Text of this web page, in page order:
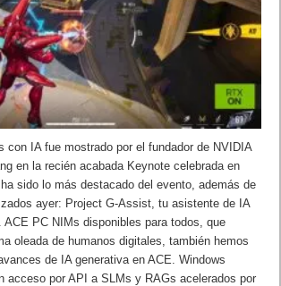
con IA fue mostrado por el fundador de NVIDIA
en la recién acabada Keynote celebrada en
sido lo más destacado del evento, además de
ayer: Project G-Assist, tu asistente de IA
ACE PC NIMs disponibles para todos, que
oleada de humanos digitales, también hemos
de IA generativa en ACE. Windows
acceso por API a SLMs y RAGs acelerados por